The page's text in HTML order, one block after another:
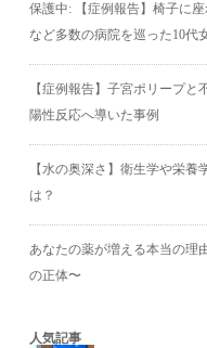
保護中: 【症例報告】椅子に
など多数の病院を巡った10代
【症例報告】子宮ポリープ
陽性反応へ導いた事例
【水の奥深さ】衛生学や栄
は？
あなたの薬が増える本当の理
の正体〜
人気記事